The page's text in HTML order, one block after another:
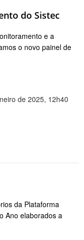
do Sistec
e a
o novo painel de
de 2025, 12h40
da Plataforma
Ano elaborados a